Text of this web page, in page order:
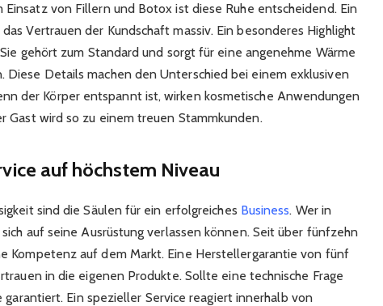
von Fillern und Botox ist diese Ruhe entscheidend. Ein
Vertrauen der Kundschaft massiv. Ein besonderes Highlight
gehört zum Standard und sorgt für eine angenehme Wärme
Diese Details machen den Unterschied bei einem exklusiven
der Körper entspannt ist, wirken kosmetische Anwendungen
Gast wird so zu einem treuen Stammkunden.
auf höchstem Niveau
sind die Säulen für ein erfolgreiches Business. Wer in
auf seine Ausrüstung verlassen können. Seit über fünfzehn
Kompetenz auf dem Markt. Eine Herstellergarantie von fünf
in die eigenen Produkte. Sollte eine technische Frage
Ein spezieller Service reagiert innerhalb von